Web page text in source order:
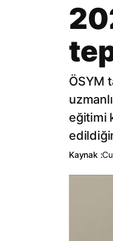
ÖSYM
eğitimi
Kaynak :